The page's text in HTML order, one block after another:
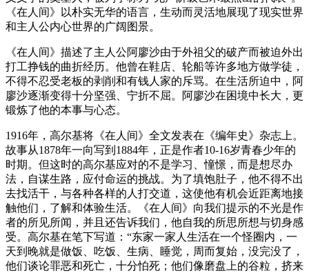
《在人间》以朴实无华的语言，生动而灵活地展现了现实世界
和主人公内心世界的广阔图景。
《在人间》描述了主人公阿廖沙由于外祖父的破产而被迫外出
打工挣钱的曲折经历。他曾在鞋店、轮船等许多地方做学徒，
不得不忍受老板的剥削和有钱人家的斥骂。在生活所迫中，阿
廖沙逐渐变得十分坚强、宁折不屈。阿廖沙在困境中长大，更
锻炼了他的本事与心态。
1916年，高尔基将《在人间》全文发表在《编年史》杂志上。
故事从1878年一向写到1884年，正是作者10-16岁青春少年的
时期。但这时的高尔基应对的不是学习、憧憬，而是想尽办
法，自谋生路，应付命运的挑战。为了填饱肚子，他不得不出
去找活干，与各种各样的人打交道，这使他有机会近距离地接
触他们，了解和体验生活。《在人间》向我们提示的不光是作
者的所见所闻，并且还告诉我们，他自我的所思所想与切身感
受。高尔基在笔下写道：“东家一家人生活在一个怪圈内，一
天到晚就是做饭、吃饭、生病、睡觉，周而复始，没完没了，
他们谈论罪恶和死亡，十分怕死；他们像磨盘上的谷粒，挤来